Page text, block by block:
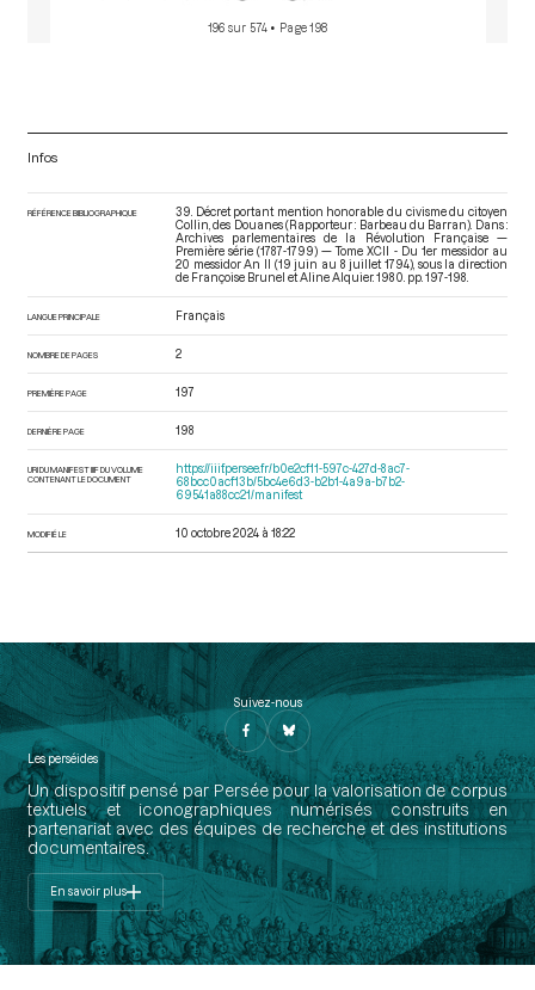
196 sur 574 • Page 198
Infos
RÉFÉRENCE BIBLIOGRAPHIQUE
39. Décret portant mention honorable du civisme du citoyen
Collin, des Douanes (Rapporteur : Barbeau du Barran). Dans :
Archives parlementaires de la Révolution Française —
Première série (1787-1799) — Tome XCII - Du 1er messidor au
20 messidor An II (19 juin au 8 juillet 1794), sous la direction
de Françoise Brunel et Aline Alquier. 1980. pp. 197-198.
LANGUE PRINCIPALE Français
NOMBRE DE PAGES 2
PREMIÈRE PAGE 197
DERNIÈRE PAGE 198
URI DU MANIFEST IIIF DU VOLUME
CONTENANT LE DOCUMENT
https://iiif.persee.fr/b0e2cf11-597c-427d-8ac7-
68bcc0acf13b/5bc4e6d3-b2b1-4a9a-b7b2-
69541a88cc21/manifest
MODIFIÉ LE 10 octobre 2024 à 18:22
Suivez-nous
Les perséides
Un dispositif pensé par Persée pour la valorisation de corpus
textuels et iconographiques numérisés construits en
partenariat avec des équipes de recherche et des institutions
documentaires.
En savoir plus